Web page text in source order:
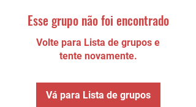
Esse grupo não foi encontrado
Volte para Lista de grupos e
tente novamente.
Vá para Lista de grupos